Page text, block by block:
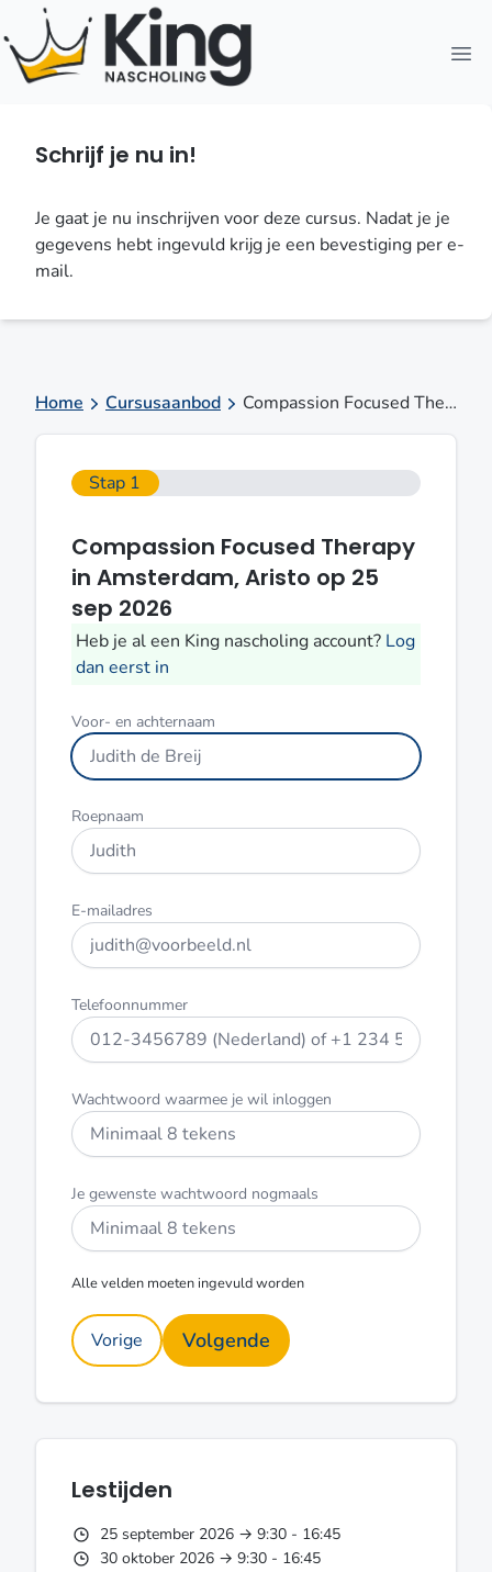
Schrijf je nu in!
Je gaat je nu inschrijven voor deze cursus. Nadat je je
gegevens hebt ingevuld krijg je een bevestiging per e-
mail.
Home Cursusaanbod Compassion Focused Therapy in Amsterdam, Aristo op 25 sep 2026
Stap 1
Dit
veld
invullen
Compassion Focused Therapy
in Amsterdam, Aristo op 25
sep 2026
Heb je al een King nascholing account? Log
dan eerst in
Voor- en achternaam
Roepnaam
E-mailadres
Telefoonnummer
Wachtwoord waarmee je wil inloggen
Je gewenste wachtwoord nogmaals
Alle velden moeten ingevuld worden
Vorige Volgende
Lestijden
25 september 2026 → 9:30 - 16:45
30 oktober 2026 → 9:30 - 16:45